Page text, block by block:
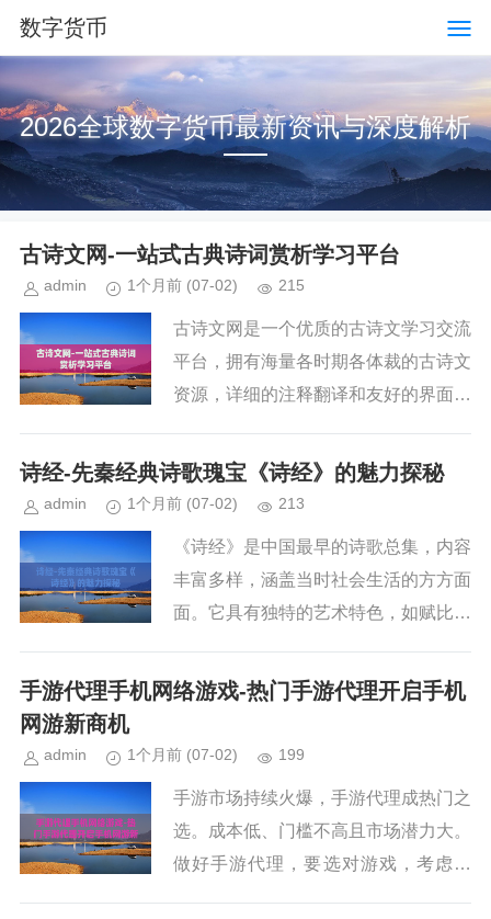
数字货币
2026全球数字货币最新资讯与深度解析
古诗文网-一站式古典诗词赏析学习平台
admin 1个月前 (07-02) 215
古诗文网是一个优质的古诗文学习交流
平台，拥有海量各时期各体裁的古诗文
资源，详细的注释翻译和友好的界面设
好者交流感悟，还举办相关活动，推动
了中国古代文化的传承与发展。...
诗经-先秦经典诗歌瑰宝《诗经》的魅力探秘
admin 1个月前 (07-02) 213
《诗经》是中国最早的诗歌总集，内容
丰富多样，涵盖当时社会生活的方方面
面。它具有独特的艺术特色，如赋比兴
时，《诗经》有着极高的价值，对历史
手游代理手机网络游戏-热门手游代理开启手机
网游新商机
admin 1个月前 (07-02) 199
手游市场持续火爆，手游代理成热门之
选。成本低、门槛不高且市场潜力大。
做好手游代理，要选对游戏，考虑品